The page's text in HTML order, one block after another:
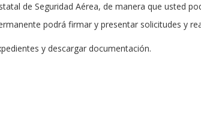
de Seguridad Aérea, de manera que usted
podrá firmar y presentar solicitudes y
y descargar documentación.